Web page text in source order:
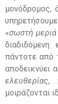
μονόδρομος,
«σωστή μεριά
πάντοτε από
αποδεικνύει
ελευθερίας,
μοιράζονται